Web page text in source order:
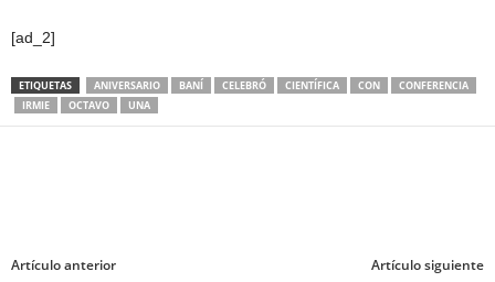
[ad_2]
ETIQUETAS ANIVERSARIO BANÍ CELEBRÓ CIENTÍFICA CON
CONFERENCIA
IRMIE
OCTAVO UNA
Artículo anterior Artículo siguiente